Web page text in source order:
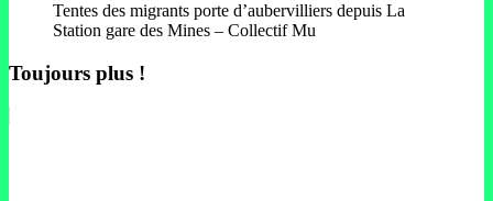
Tentes des migrants porte d’aubervilliers depuis La
Station gare des Mines – Collectif Mu
Toujours plus !